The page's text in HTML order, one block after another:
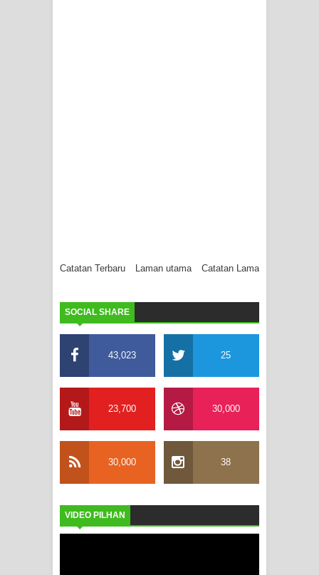
Catatan Terbaru Catatan Lama
Laman utama
SOCIAL SHARE
43,023 25
23,700 30,000
30,000 38
VIDEO PILHAN